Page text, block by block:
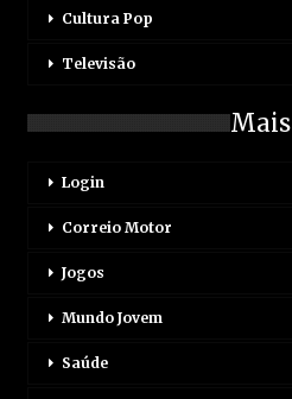
Cultura Pop
Televisão
Mais
Login
Correio Motor
Jogos
Mundo Jovem
Saúde